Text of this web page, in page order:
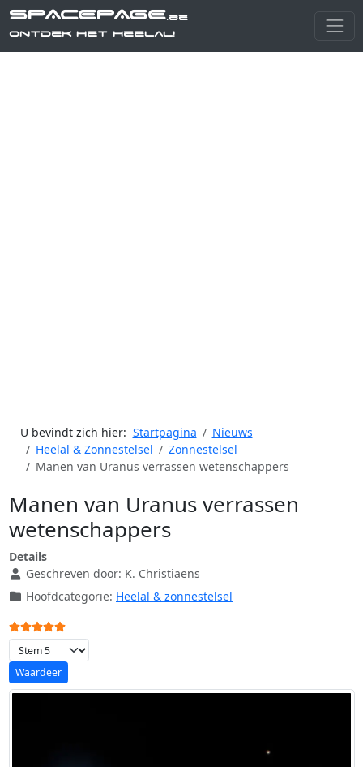
SPACEPAGE.be
Ontdek het heelal!
U bevindt zich hier: Startpagina
Nieuws
Heelal & Zonnestelsel
Zonnestelsel
Manen van Uranus verrassen wetenschappers
Manen van Uranus verrassen
wetenschappers
Details
Geschreven door: K. Christiaens
Hoofdcategorie: Heelal & zonnestelsel
Gebruikerswaardering:
Voeg waardering toe